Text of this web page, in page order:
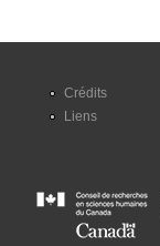
Crédits
Liens